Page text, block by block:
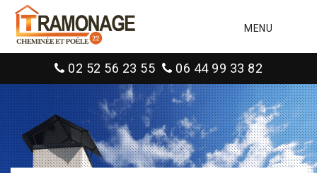
MENU
02 52 56 23 55 06 44 99 33 82